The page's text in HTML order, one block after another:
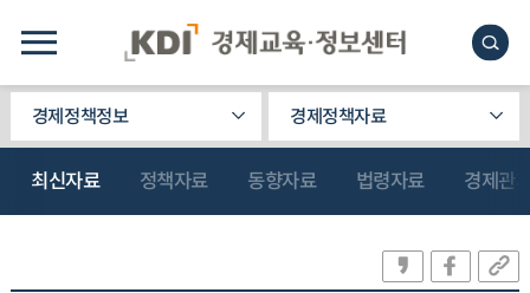
경제정책정보 경제정책자료
최신자료 정책자료 동향자료 법령자료 경제관